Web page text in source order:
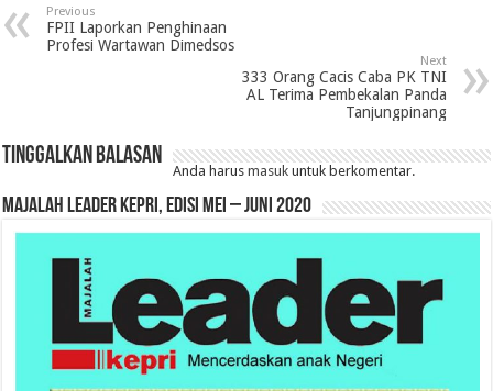
Previous
FPII Laporkan Penghinaan
Profesi Wartawan Dimedsos
Next
333 Orang Cacis Caba PK TNI
AL Terima Pembekalan Panda
Tanjungpinang
Tinggalkan Balasan
Anda harusmasuk untuk berkomentar.
MAJALAH LEADER KEPRI, EDISI MEI – JUNI 2020